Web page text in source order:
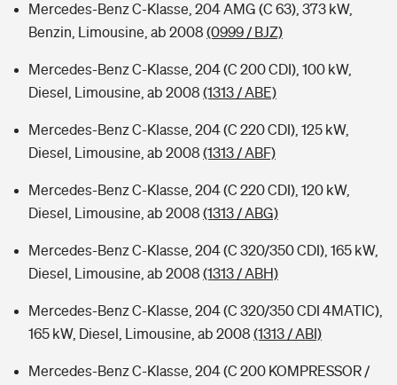
Mercedes-Benz C-Klasse, 204 AMG (C 63), 373 kW,
Benzin, Limousine, ab 2008 (0999 / BJZ)
Mercedes-Benz C-Klasse, 204 (C 200 CDI), 100 kW,
Diesel, Limousine, ab 2008 (1313 / ABE)
Mercedes-Benz C-Klasse, 204 (C 220 CDI), 125 kW,
Diesel, Limousine, ab 2008 (1313 / ABF)
Mercedes-Benz C-Klasse, 204 (C 220 CDI), 120 kW,
Diesel, Limousine, ab 2008 (1313 / ABG)
Mercedes-Benz C-Klasse, 204 (C 320/350 CDI), 165 kW,
Diesel, Limousine, ab 2008 (1313 / ABH)
Mercedes-Benz C-Klasse, 204 (C 320/350 CDI 4MATIC),
165 kW, Diesel, Limousine, ab 2008 (1313 / ABI)
Mercedes-Benz C-Klasse, 204 (C 200 KOMPRESSOR /